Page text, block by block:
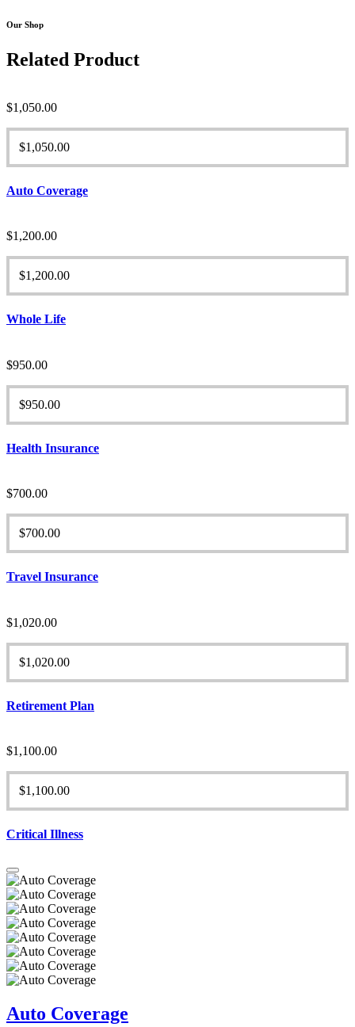
Our Shop
Related Product
$1,050.00
$1,050.00
Auto Coverage
$1,200.00
$1,200.00
Whole Life
$950.00
$950.00
Health Insurance
$700.00
$700.00
Travel Insurance
$1,020.00
$1,020.00
Retirement Plan
$1,100.00
$1,100.00
Critical Illness
Auto Coverage